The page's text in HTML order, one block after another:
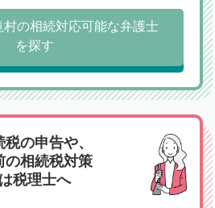
の相続対応可能な弁護士
を探す
税の申告や、
の相続税対策
は税理士へ